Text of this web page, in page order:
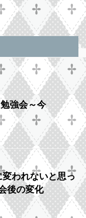
強会～今
われないと思っ
後の変化